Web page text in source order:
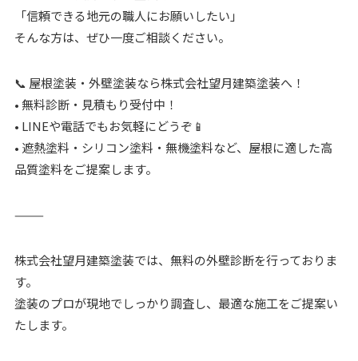
「信頼できる地元の職人にお願いしたい」
そんな方は、ぜひ一度ご相談ください。
📞 屋根塗装・外壁塗装なら株式会社望月建築塗装へ！
• 無料診断・見積もり受付中！
• LINEや電話でもお気軽にどうぞ📱
• 遮熱塗料・シリコン塗料・無機塗料など、屋根に適した高
品質塗料をご提案します。
⸻
株式会社望月建築塗装では、無料の外壁診断を行っておりま
す。
塗装のプロが現地でしっかり調査し、最適な施工をご提案い
たします。